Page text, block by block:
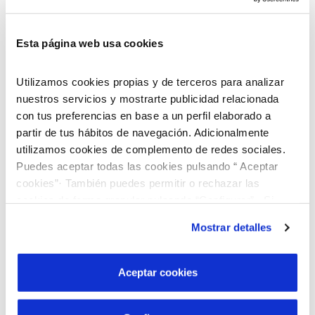
Esta página web usa cookies
Utilizamos cookies propias y de terceros para analizar
nuestros servicios y mostrarte publicidad relacionada
con tus preferencias en base a un perfil elaborado a
partir de tus hábitos de navegación. Adicionalmente
utilizamos cookies de complemento de redes sociales.
Puedes aceptar todas las cookies pulsando “ Aceptar
cookies”· También puedes permitir o rechazar las
instalación de todas las cookies salvo las necesarias que
son indispensables para que el sitio web funcione y que
por tanto no se pueden desactivar. Puedes consultar
Mostrar detalles
Aceptar cookies
Descobreix el nostre programa de Beques
“Joves Talents”!